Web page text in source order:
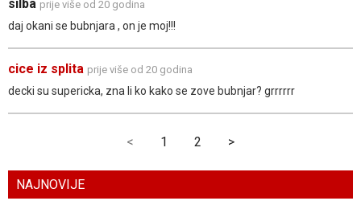
silba prije više od 20 godina
daj okani se bubnjara , on je moj!!!
cice iz splita prije više od 20 godina
decki su supericka, zna li ko kako se zove bubnjar? grrrrrr
< 1 2 >
NAJNOVIJE